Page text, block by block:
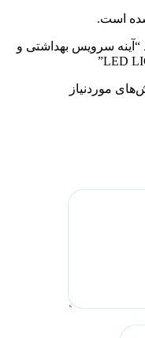
است.
“آینه سرویس بهداشتی و
موردنیاز